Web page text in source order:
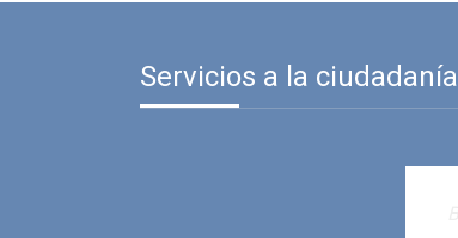
Servicios a la ciudadanía